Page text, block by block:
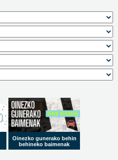
Oinezko gunerako behin
behineko baimenak